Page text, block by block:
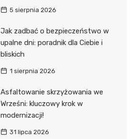
5 sierpnia 2026
Jak zadbać o bezpieczeństwo w
upalne dni: poradnik dla Ciebie i
bliskich
1 sierpnia 2026
Asfaltowanie skrzyżowania we
Wrześni: kluczowy krok w
modernizacji!
31 lipca 2026